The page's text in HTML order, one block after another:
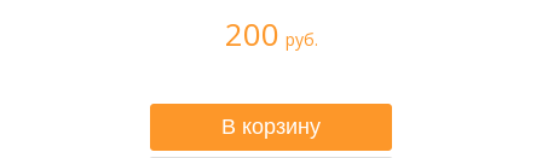
200 руб.